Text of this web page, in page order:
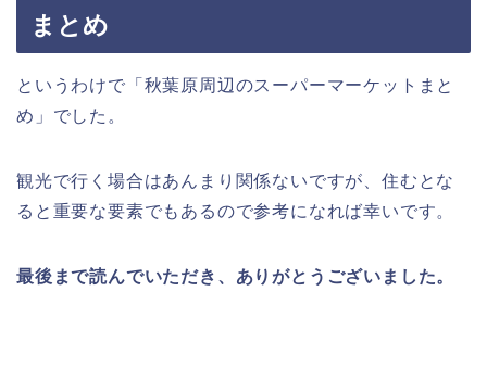
まとめ
というわけで「秋葉原周辺のスーパーマーケットまと
め」でした。
観光で行く場合はあんまり関係ないですが、住むとな
ると重要な要素でもあるので参考になれば幸いです。
最後まで読んでいただき、ありがとうございました。